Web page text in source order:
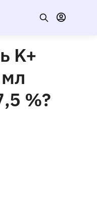
K+
%?